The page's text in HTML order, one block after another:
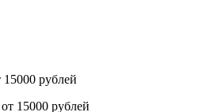
15000 рублей